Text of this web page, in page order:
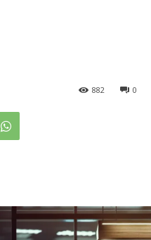
0
882